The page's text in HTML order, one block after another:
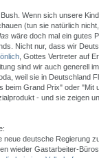
Wenn sich unsere
(tun sie natürlich
wäre doch mal ein gutes
Nicht nur, dass wir
, Gottes Vertreter auf
sind wir auch generell
weil sie in Deutschland
beim Grand Prix" oder "Mit
- und sie zeigen
neue deutsche Regierung
wieder Gastarbeiter-